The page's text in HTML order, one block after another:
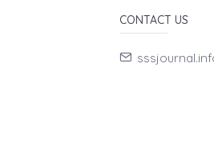
CONTACT US